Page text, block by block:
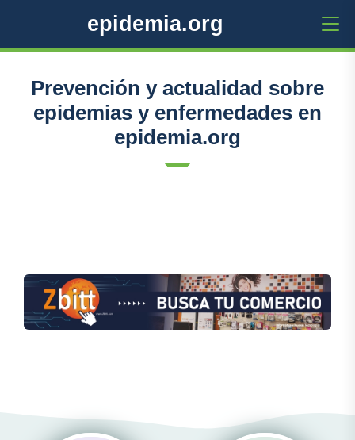
epidemia.org
Prevención y actualidad sobre
epidemias y enfermedades en
epidemia.org